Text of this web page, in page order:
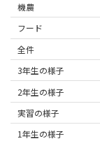
機農
フード
全件
3年生の様子
2年生の様子
実習の様子
1年生の様子